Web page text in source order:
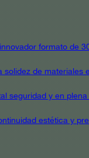
formato de
de materiales
seguridad y en plena
estética y